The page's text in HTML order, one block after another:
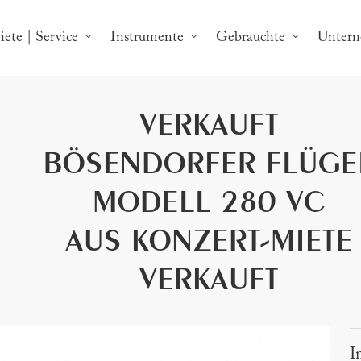
| Service Instrumente Gebrauchte
VERKAUFT
BÖSENDORFER
MODELL 280 VC
AUS KONZERT-MIETE
VERKAUFT